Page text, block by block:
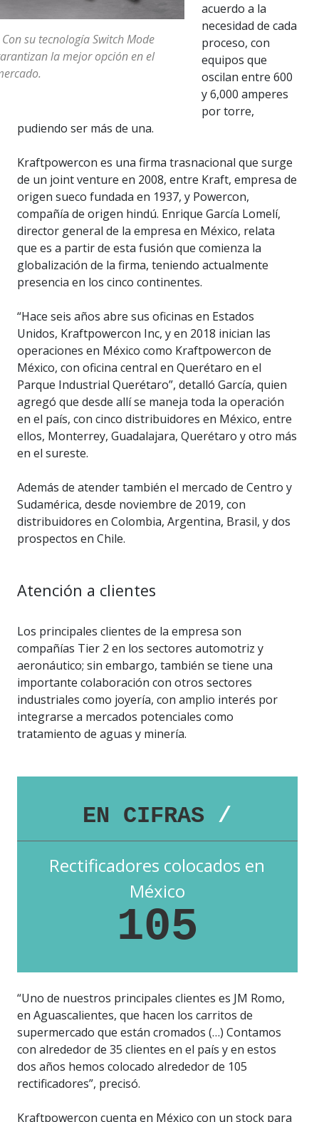
Con su tecnología Switch Mode
la mejor opción en el
acuerdo a la
necesidad de cada
proceso, con
equipos que
oscilan entre 600
y 6,000 amperes
por torre,
pudiendo ser más de una.
Kraftpowercon es una firma trasnacional que surge
de un joint venture en 2008, entre Kraft, empresa de
origen sueco fundada en 1937, y Powercon,
compañía de origen hindú. Enrique García Lomelí,
director general de la empresa en México, relata
que es a partir de esta fusión que comienza la
globalización de la firma, teniendo actualmente
presencia en los cinco continentes.
“Hace seis años abre sus oficinas en Estados
Unidos, Kraftpowercon Inc, y en 2018 inician las
operaciones en México como Kraftpowercon de
México, con oficina central en Querétaro en el
Parque Industrial Querétaro”, detalló García, quien
agregó que desde allí se maneja toda la operación
en el país, con cinco distribuidores en México, entre
ellos, Monterrey, Guadalajara, Querétaro y otro más
en el sureste.
Además de atender también el mercado de Centro y
Sudamérica, desde noviembre de 2019, con
distribuidores en Colombia, Argentina, Brasil, y dos
prospectos en Chile.
Atención a clientes
Los principales clientes de la empresa son
compañías Tier 2 en los sectores automotriz y
aeronáutico; sin embargo, también se tiene una
importante colaboración con otros sectores
industriales como joyería, con amplio interés por
integrarse a mercados potenciales como
tratamiento de aguas y minería.
EN CIFRAS /
Rectificadores colocados en
México
105
“Uno de nuestros principales clientes es JM Romo,
en Aguascalientes, que hacen los carritos de
supermercado que están cromados (…) Contamos
con alrededor de 35 clientes en el país y en estos
dos años hemos colocado alrededor de 105
rectificadores”, precisó.
Kraftpowercon cuenta en México con un stock para